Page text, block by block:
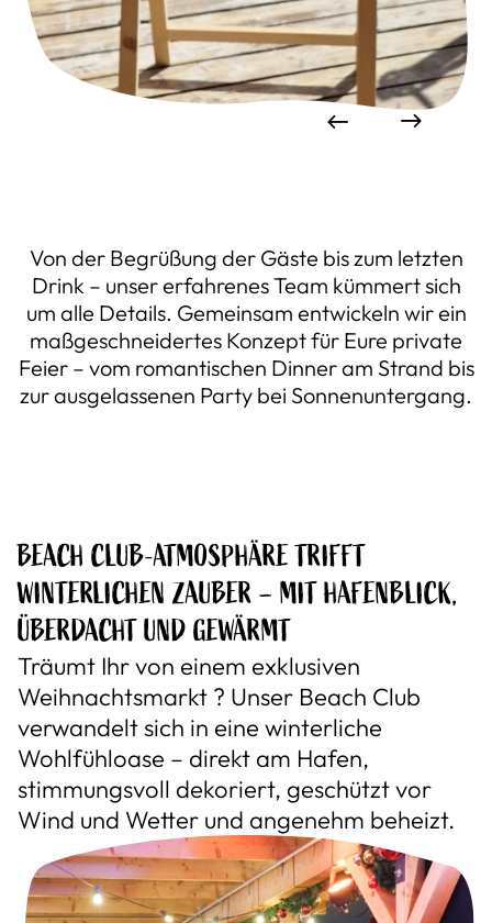
Von der Begrüßung der Gäste bis zum letzten
Drink – unser erfahrenes Team kümmert sich
um alle Details. Gemeinsam entwickeln wir ein
maßgeschneidertes Konzept für Eure private
Feier – vom romantischen Dinner am Strand bis
zur ausgelassenen Party bei Sonnenuntergang.
BEACH CLUB-ATMOSPHÄRE TRIFFT
WINTERLICHEN ZAUBER – MIT HAFENBLICK,
ÜBERDACHT UND GEWÄRMT
Träumt Ihr von einem exklusiven
Weihnachtsmarkt ? Unser Beach Club
verwandelt sich in eine winterliche
Wohlfühloase – direkt am Hafen,
stimmungsvoll dekoriert, geschützt vor
Wind und Wetter und angenehm beheizt.